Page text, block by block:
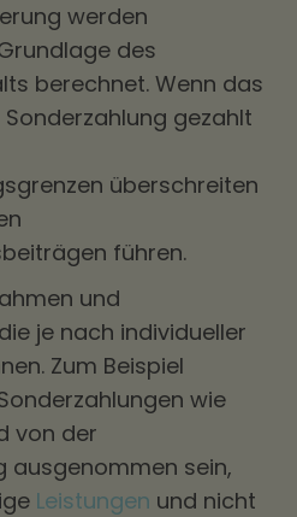
werden
des
berechnet. Wenn das
gezahlt
überschreiten
führen.
und
je nach individueller
Zum Beispiel
wie
von der
ausgenommen sein,
Leistungen und nicht